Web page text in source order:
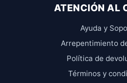
ATENCIÓN AL
Ayuda y
Arrepentimiento
Política de
Términos y